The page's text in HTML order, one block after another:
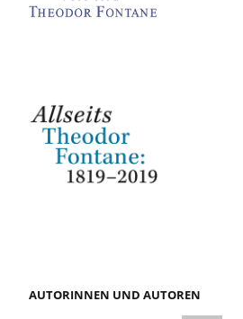
AUTORINNEN UND AUTOREN